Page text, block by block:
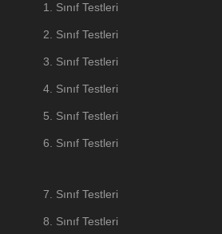
1. Sınıf Testleri
2. Sınıf Testleri
3. Sınıf Testleri
4. Sınıf Testleri
5. Sınıf Testleri
6. Sınıf Testleri
7. Sınıf Testleri
8. Sınıf Testleri